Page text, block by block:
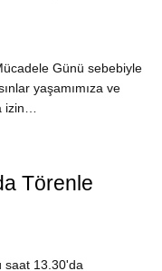
Günü sebebiyle
yaşamımıza ve
izin…
Törenle
saat 13.30'da